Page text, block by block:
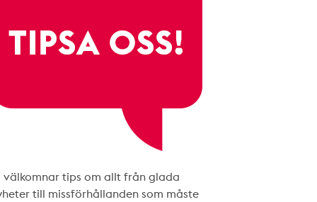
välkomnar tips om allt från glada
till missförhållanden som måste